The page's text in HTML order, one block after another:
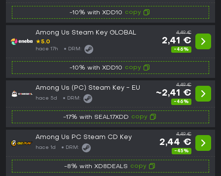
-10% with XDD10 copy
Among Us Steam Key GLOBAL
★5.0
hace 17h DRM:
4,49 €
2,41 €
-46%
-10% with XDD10 copy
Among Us (PC) Steam Key - EU
hace 5d DRM:
4,49 €
~2,41 €
-46%
-17% with SEAL17XDD copy
Among Us PC Steam CD Key
hace 1d DRM:
4,49 €
2,44 €
-45%
-8% with XD8DEALS copy